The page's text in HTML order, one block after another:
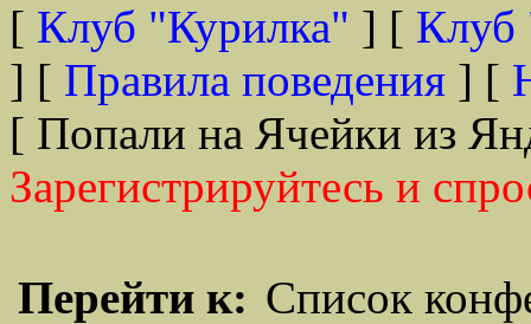
[ Клуб "Курилка" ] [ Клуб
] [ Правила поведения ] [
[ Попали на Ячейки из
Зарегистрируйтесь и
Перейти к: Список